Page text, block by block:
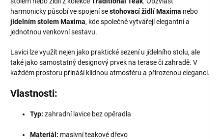
harmonicky působí ve spojení sestohovací židlí Maxima nebo
jídelním stolem Maxima, kde společně vytvářejí elegantní a
jednotnou venkovní sestavu.
Lavici lze využít nejen jako praktické sezení u jídelního stolu, ale
také jako samostatný designový prvek na terase či zahradě. V
každém prostoru přináší klidnou atmosféru a přirozenou eleganci.
Vlastnosti:
Typ: zahradní lavice bez opěradla
Materiál: masivní teakové dřevo